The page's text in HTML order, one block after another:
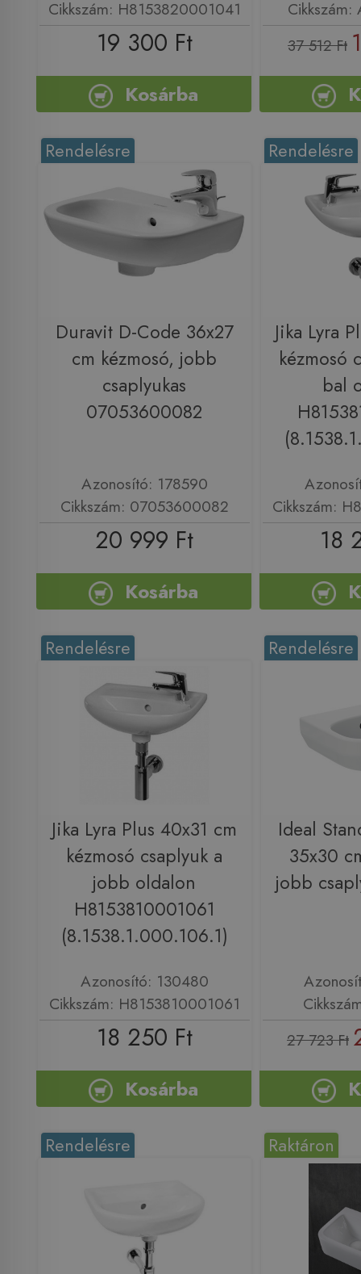
Cikkszám: H8153820001041
19 300 Ft
Kosárba
37 512 Ft
Rendelésre
Duravit D-Code 36x27
cm kézmosó, jobb
csaplyukas
07053600082
Azonosító: 178590
Cikkszám: 07053600082
20 999 Ft
Kosárba
Rendelésre
Jika Lyra
kézmosó
bal
Cikkszám:
18
Rendelésre
Jika Lyra Plus 40x31 cm
kézmosó csaplyuk a
jobb oldalon
H8153810001061
(8.1538.1.000.106.1)
Azonosító: 130480
Cikkszám: H8153810001061
18 250 Ft
Kosárba
Rendelésre
Ideal
35x30
jobb
27 723 Ft
Rendelésre Raktáron